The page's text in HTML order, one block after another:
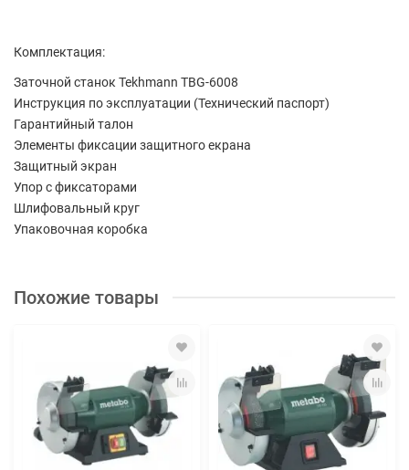
Комплектация:
Заточной станок Tekhmann TBG-6008
Инструкция по эксплуатации (Технический паспорт)
Гарантийный талон
Элементы фиксации защитного екрана
Защитный экран
Упор с фиксаторами
Шлифовальный круг
Упаковочная коробка
Похожие товары